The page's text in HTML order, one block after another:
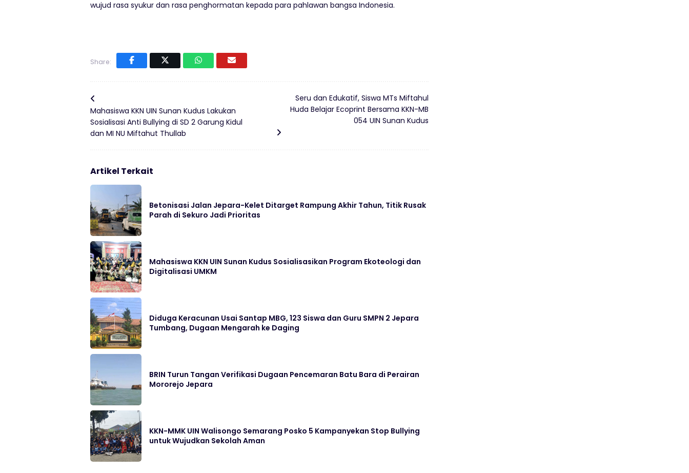
wujud rasa syukur dan rasa penghormatan kepada para pahlawan bangsa Indonesia.
Share:
Mahasiswa KKN UIN Sunan Kudus Lakukan
Sosialisasi Anti Bullying di SD 2 Garung Kidul
dan MI NU Miftahut Thullab
Seru dan Edukatif, Siswa MTs Miftahul
Huda Belajar Ecoprint Bersama KKN-MB
054 UIN Sunan Kudus
Artikel Terkait
Betonisasi Jalan Jepara-Kelet Ditarget Rampung Akhir Tahun, Titik Rusak
Parah di Sekuro Jadi Prioritas
Mahasiswa KKN UIN Sunan Kudus Sosialisasikan Program Ekoteologi dan
Digitalisasi UMKM
Diduga Keracunan Usai Santap MBG, 123 Siswa dan Guru SMPN 2 Jepara
Tumbang, Dugaan Mengarah ke Daging
BRIN Turun Tangan Verifikasi Dugaan Pencemaran Batu Bara di Perairan
Mororejo Jepara
KKN-MMK UIN Walisongo Semarang Posko 5 Kampanyekan Stop Bullying
untuk Wujudkan Sekolah Aman